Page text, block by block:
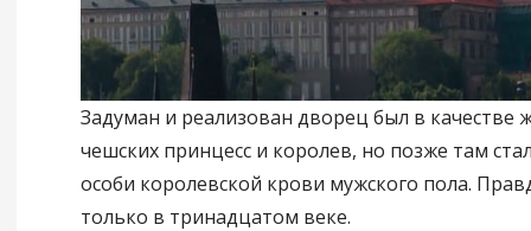
Задуман и реализован дворец был в качестве
чешских принцесс и королев, но позже там
особи королевской крови мужского пола.
только в тринадцатом веке.